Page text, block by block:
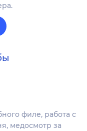
филе, работа с
медосмотр за